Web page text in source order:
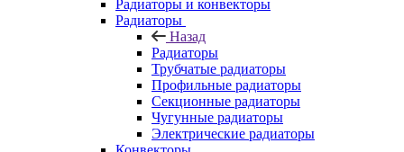
Радиаторы и конвекторы
Радиаторы
Назад
Радиаторы
Трубчатые радиаторы
Профильные радиаторы
Секционные радиаторы
Чугунные радиаторы
Электрические радиаторы